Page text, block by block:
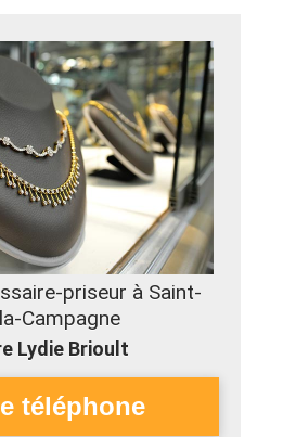
priseur à Saint-
Campagne
Lydie Brioult